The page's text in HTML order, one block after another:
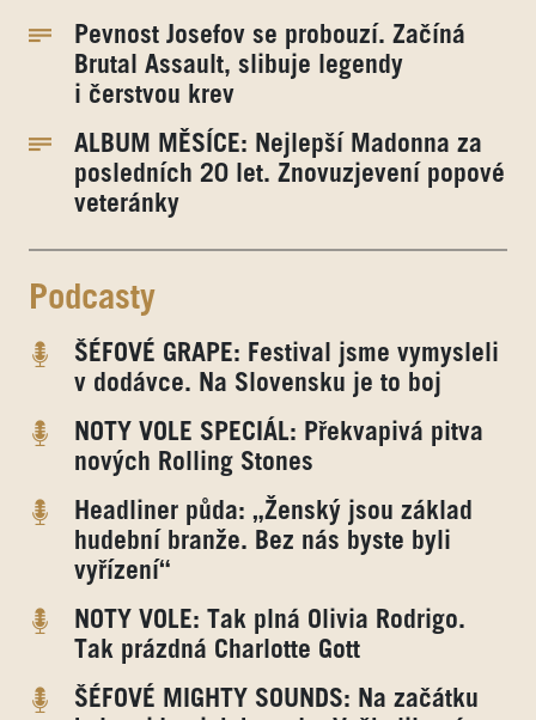
Pevnost Josefov se probouzí. Začíná
Brutal Assault, slibuje legendy
i čerstvou krev
ALBUM MĚSÍCE: Nejlepší Madonna za
posledních 20 let. Znovuzjevení popové
veteránky
Podcasty
ŠÉFOVÉ GRAPE: Festival jsme vymysleli
v dodávce. Na Slovensku je to boj
NOTY VOLE SPECIÁL: Překvapivá pitva
nových Rolling Stones
Headliner půda: „Ženský jsou základ
hudební branže. Bez nás byste byli
vyřízení“
NOTY VOLE: Tak plná Olivia Rodrigo.
Tak prázdná Charlotte Gott
ŠÉFOVÉ MIGHTY SOUNDS: Na začátku